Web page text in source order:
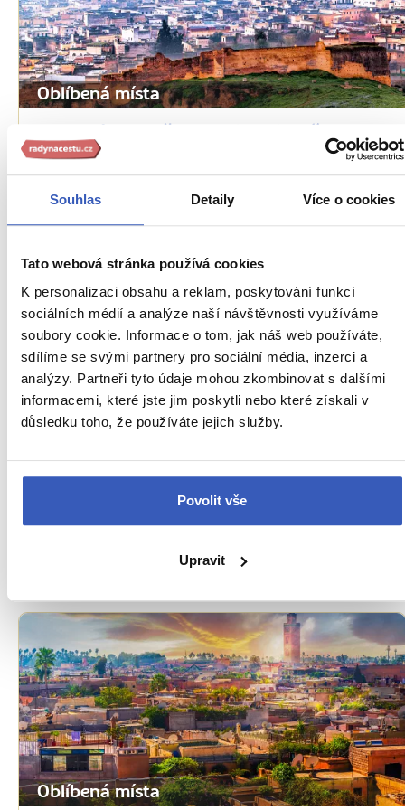
Souhlas Detaily Více o cookies
Tato webová stránka používá cookies
K personalizaci obsahu a reklam, poskytování funkcí
sociálních médií a analýze naší návštěvnosti využíváme
soubory cookie. Informace o tom, jak náš web používáte,
sdílíme se svými partnery pro sociální média, inzerci a
analýzy. Partneři tyto údaje mohou zkombinovat s dalšími
informacemi, které jste jim poskytli nebo které získali v
důsledku toho, že používáte jejich služby.
Povolit vše
Upravit
Oblíbená místa
Marocký Fes: město devíti tisíc uliček,
barevných kaftanů a skvělého kuskusu
23650 přečtení
Marocká Sahara: nekonečné ticho, skvělá
berberská pizza a hotely tisíců hvězdiček
Oblíbená místa